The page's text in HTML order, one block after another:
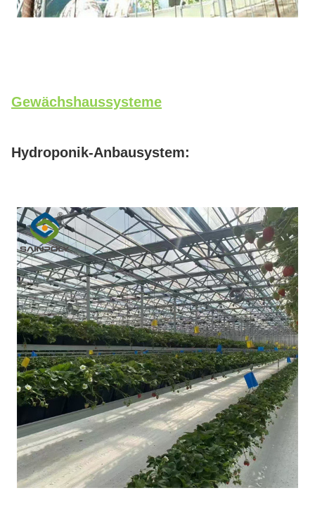
Gewächshaussysteme
Hydroponik-Anbausystem: